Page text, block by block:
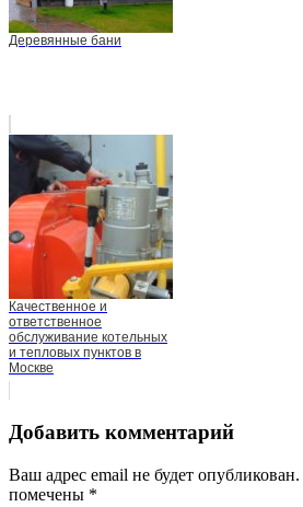
Деревянные бани
Качественное и
ответственное
обслуживание котельных
и тепловых пунктов в
Москве
Добавить комментарий
Ваш адрес email не будет опубликован.
помечены *